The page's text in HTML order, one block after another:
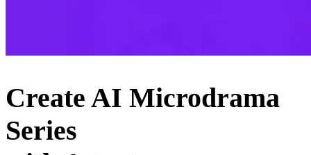
Create AI Microdrama
Series